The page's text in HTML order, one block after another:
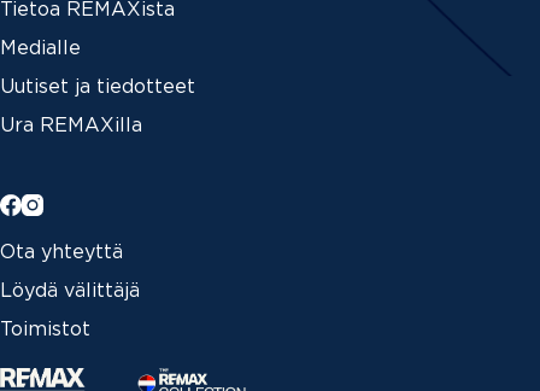
Tietoa REMAXista
Medialle
Uutiset ja tiedotteet
Ura REMAXilla
Ota yhteyttä
Löydä välittäjä
Toimistot